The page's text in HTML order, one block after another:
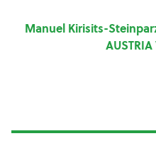
Manuel Kirisits-